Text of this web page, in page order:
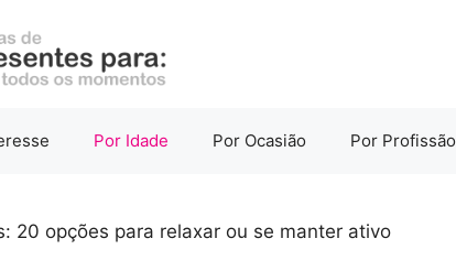
Por Idade Por Ocasião Por Profissão
20 opções para relaxar ou se manter ativo